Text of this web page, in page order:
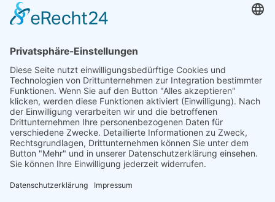
Hakenliftanhänger
THL 30
CONT 13
Maschinenplatz
Vermietung
Service / Werkstatt
Unternehmen
Online-Shop
Händlerlogin
Aktuell
Road-Show
Über uns